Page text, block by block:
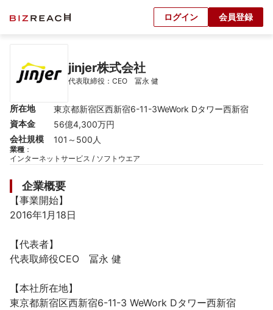
ログイン 会員登録
jinjer株式会社
代表取締役：CEO　冨永 健
所在地
東京都新宿区西新宿6-11-3WeWork Dタワー西新宿
資本金
56億4,300万円
会社規模
101～500人
業種 ：
インターネットサービス / ソフトウエア
企業概要
【事業開始】
2016年1月18日
【代表者】
代表取締役CEO　冨永 健
【本社所在地】
東京都新宿区西新宿6-11-3 WeWork Dタワー西新宿